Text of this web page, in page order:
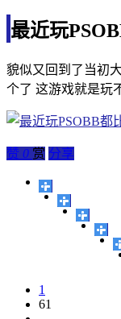
最近玩
貌似又回到了当初
个了 这游戏就是玩
赞 0 赏 分享
1
61